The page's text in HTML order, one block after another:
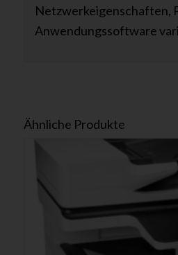
Netzwerkeigenschaften,
Anwendungssoftware
Ähnliche Produkte